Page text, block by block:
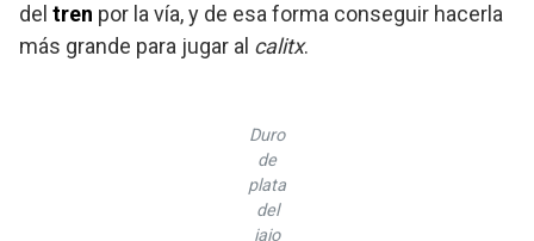
del tren por la vía, y de esa forma conseguir hacerla
más grande para jugar al calitx.
Duro
de
plata
del
iaio